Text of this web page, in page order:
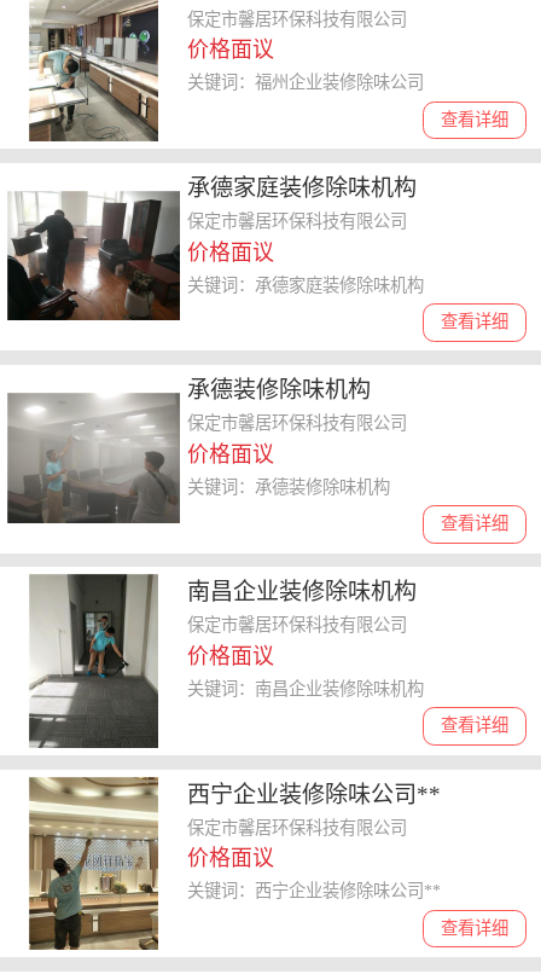
保定市馨居环保科技有限公司
价格面议
查看详细
关键词：福州企业装修除味公司
承德家庭装修除味机构
保定市馨居环保科技有限公司
价格面议
查看详细
关键词：承德家庭装修除味机构
承德装修除味机构
保定市馨居环保科技有限公司
价格面议
查看详细
关键词：承德装修除味机构
南昌企业装修除味机构
保定市馨居环保科技有限公司
价格面议
查看详细
关键词：南昌企业装修除味机构
西宁企业装修除味公司**
保定市馨居环保科技有限公司
价格面议
查看详细
关键词：西宁企业装修除味公司**